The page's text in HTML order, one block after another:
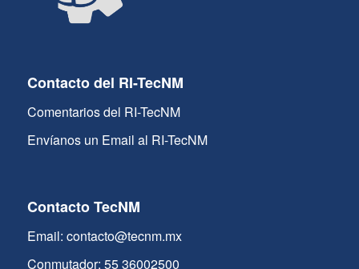
Contacto del RI-TecNM
Comentarios del RI-TecNM
Envíanos un Email al RI-TecNM
Contacto TecNM
Email: contacto@tecnm.mx
Conmutador: 55 36002500